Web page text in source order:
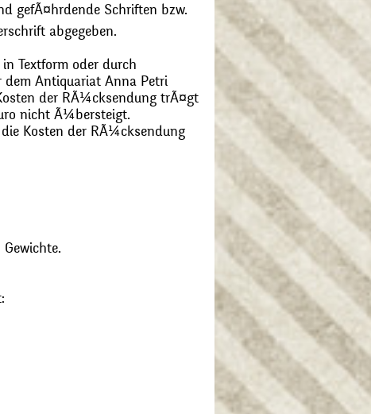
gefÃ¤hrdende Schriften bzw.
abgegeben.
Textform oder durch
Antiquariat Anna Petri
der RÃ¼cksendung trÃ¤gt
nicht Ã¼bersteigt.
Kosten der RÃ¼cksendung